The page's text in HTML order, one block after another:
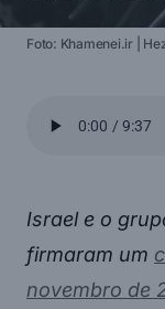
Foto: Khamenei.ir |
Israel e o
firmaram um
novembro de